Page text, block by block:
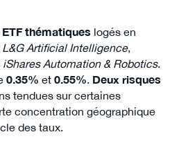
ETF thématiques logés en
L&G Artificial Intelligence,
iShares Automation & Robotics.
0.35% et 0.55%. Deux risques
tendues sur certaines
concentration géographique
des taux.